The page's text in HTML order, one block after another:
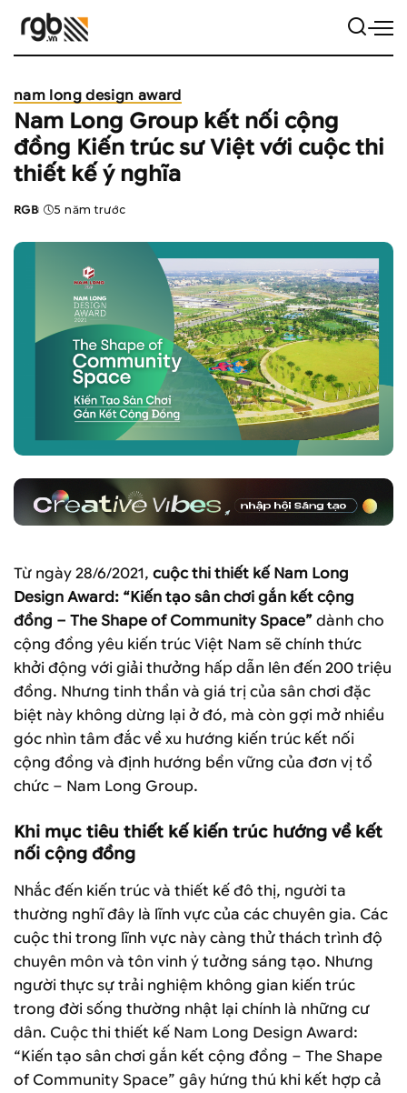
nam long design award
Nam Long Group kết nối cộng
đồng Kiến trúc sư Việt với cuộc thi
thiết kế ý nghĩa
Posted
RGB 5 năm trước
Từ ngày 28/6/2021, cuộc thi thiết kế Nam Long
Design Award: “Kiến tạo sân chơi gắn kết cộng
đồng – The Shape of Community Space” dành cho
cộng đồng yêu kiến trúc Việt Nam sẽ chính thức
khởi động với giải thưởng hấp dẫn lên đến 200 triệu
đồng. Nhưng tinh thần và giá trị của sân chơi đặc
biệt này không dừng lại ở đó, mà còn gợi mở nhiều
góc nhìn tâm đắc về xu hướng kiến trúc kết nối
cộng đồng và định hướng bền vững của đơn vị tổ
chức – Nam Long Group.
Khi mục tiêu thiết kế kiến trúc hướng về kết
nối cộng đồng
Nhắc đến kiến trúc và thiết kế đô thị, người ta
thường nghĩ đây là lĩnh vực của các chuyên gia. Các
cuộc thi trong lĩnh vực này càng thử thách trình độ
chuyên môn và tôn vinh ý tưởng sáng tạo. Nhưng
người thực sự trải nghiệm không gian kiến trúc
trong đời sống thường nhật lại chính là những cư
dân. Cuộc thi thiết kế Nam Long Design Award:
“Kiến tạo sân chơi gắn kết cộng đồng – The Shape
of Community Space” gây hứng thú khi kết hợp cả